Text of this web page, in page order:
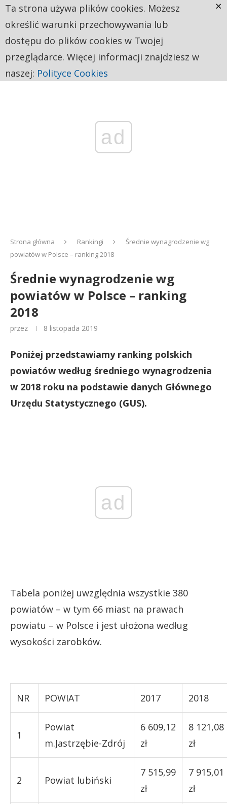
ad
Strona główna Rankingi
Średnie wynagrodzenie wg
powiatów w Polsce – ranking 2018
Średnie wynagrodzenie wg
powiatów w Polsce – ranking
2018
przez 8 listopada 2019
Poniżej przedstawiamy ranking polskich
powiatów według średniego wynagrodzenia
w 2018 roku na podstawie danych Głównego
Urzędu Statystycznego (GUS).
ad
Tabela poniżej uwzględnia wszystkie 380
powiatów – w tym 66 miast na prawach
powiatu – w Polsce i jest ułożona według
wysokości zarobków.
NR POWIAT 2017 2018
1
Powiat
m.Jastrzębie-Zdrój
6 609,12
zł
8 121,08
zł
2 Powiat lubiński
7 515,99
zł
7 915,01
zł
Ta strona używa plików cookies. Możesz
określić warunki przechowywania lub
dostępu do plików cookies w Twojej
przeglądarce. Więcej informacji znajdziesz w
naszej: Polityce Cookies
×